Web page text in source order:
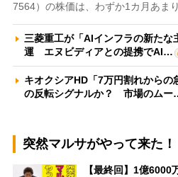
7564）の株価は、わずか1カ月あま
三菱重工が「AIインフラの新たな
運 エヌビディアとの提携でAI…
キオクシアHD「7万円割れから
の反転シグナルか？ 市場のム
突然マルサがやって来た！
【最終回】1億6000